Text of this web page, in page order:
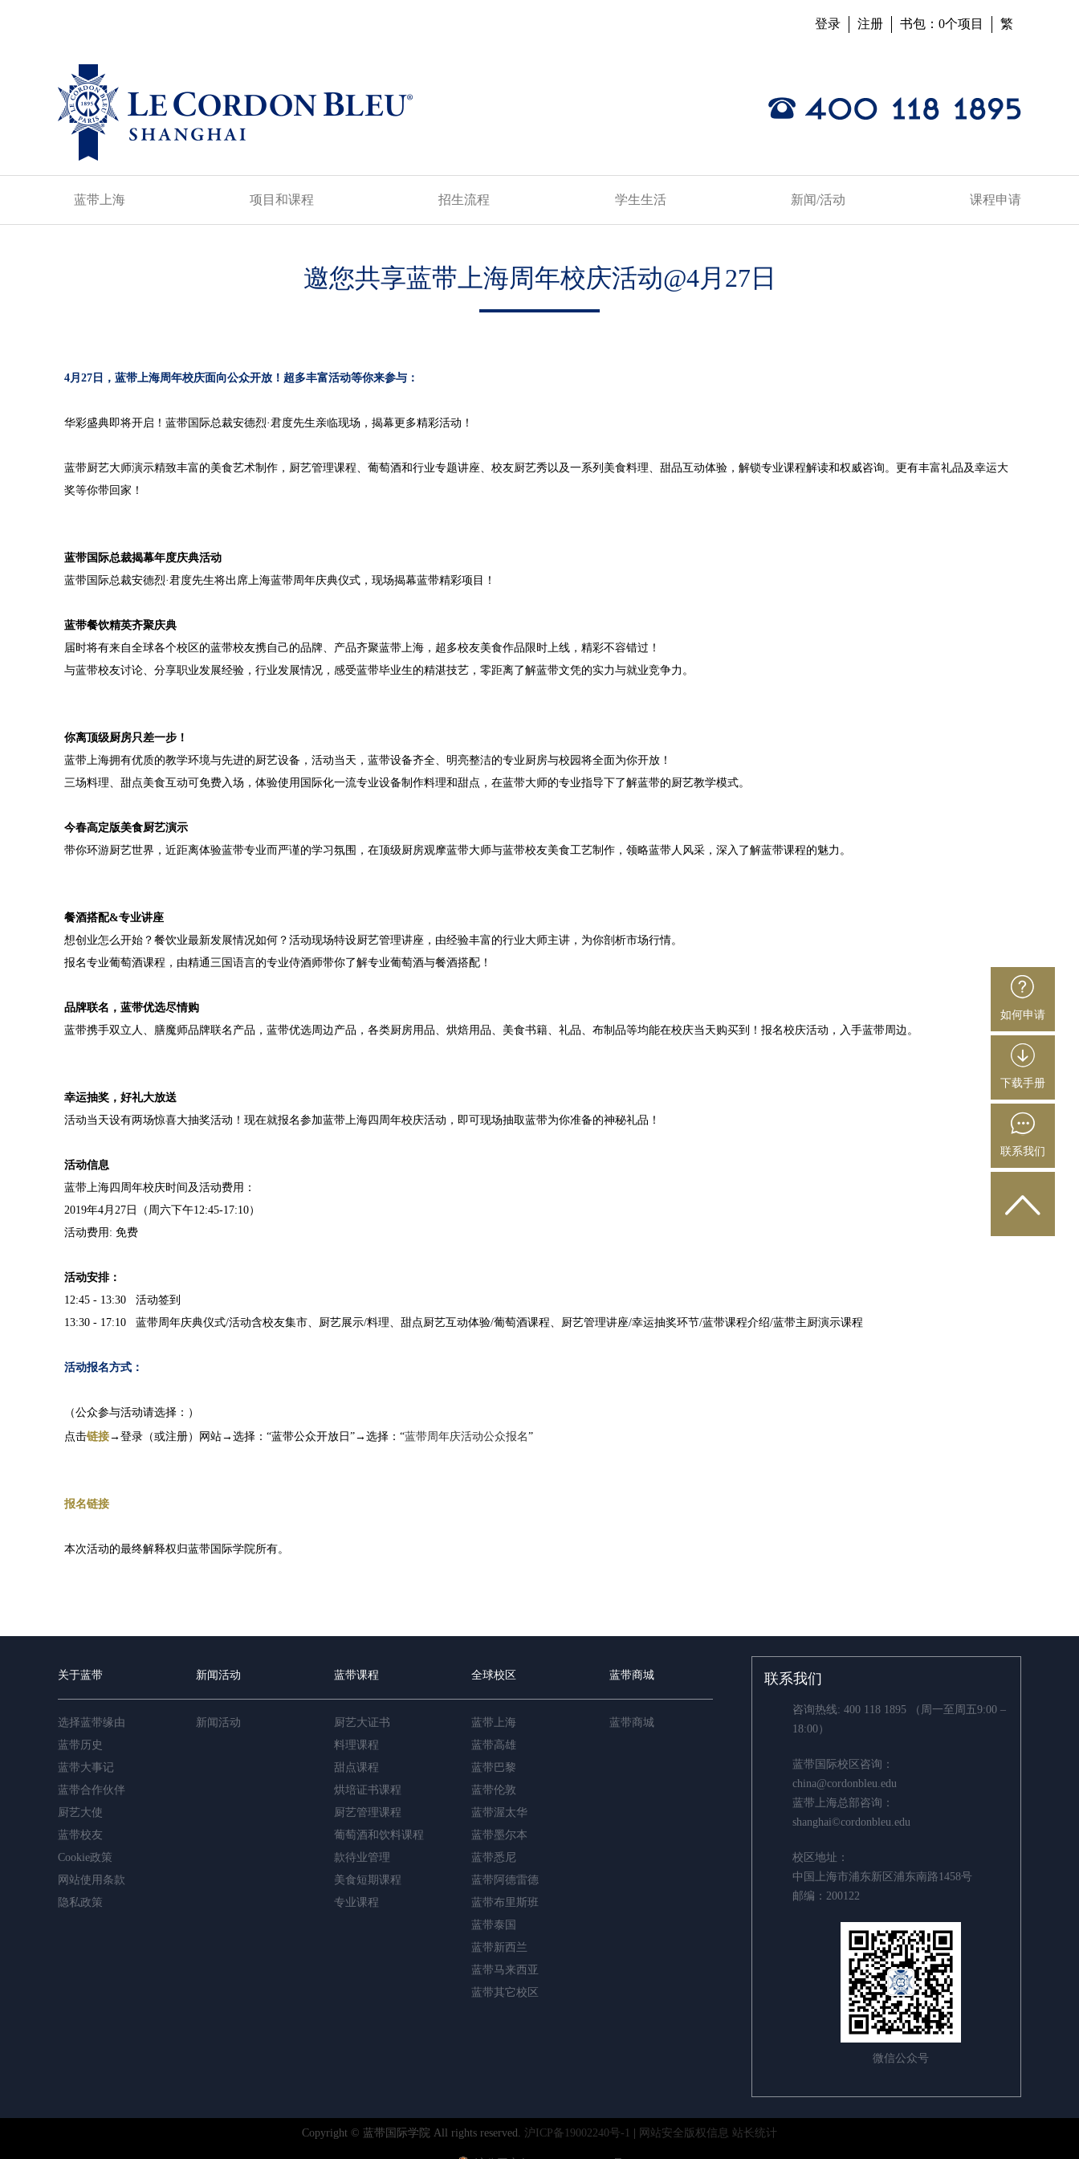
如何申请
下载手册
联系我们
登录 注册 书包：0个项目 繁
蓝带上海 项目和课程 招生流程 学生生活 新闻/活动 课程申请
邀您共享蓝带上海周年校庆活动@4月27日
4月27日，蓝带上海周年校庆面向公众开放！ 超多丰富活动等你来参与：
华彩盛典即将开启！蓝带国际总裁安德烈·君度先生亲临现场，揭幕更多精彩活动！
蓝带厨艺大师演示精致丰富的美食艺术制作，厨艺管理课程、葡萄酒和行业专题讲座、校友厨艺秀以及一系列美食料理、甜品互动体验，解锁专业课程解读和权威咨询。更有丰富礼品及幸运大
奖等你带回家！
蓝带国际总裁揭幕年度庆典活动
蓝带国际总裁安德烈·君度先生将出席上海蓝带周年庆典仪式，现场揭幕蓝带精彩项目！
蓝带餐饮精英齐聚庆典
届时将有来自全球各个校区的蓝带校友携自己的品牌、产品齐聚蓝带上海，超多校友美食作品限时上线，精彩不容错过！
与蓝带校友讨论、分享职业发展经验，行业发展情况，感受蓝带毕业生的精湛技艺，零距离了解蓝带文凭的实力与就业竞争力。
你离顶级厨房只差一步！
蓝带上海拥有优质的教学环境与先进的厨艺设备，活动当天，蓝带设备齐全、明亮整洁的专业厨房与校园将全面为你开放！
三场料理、甜点美食互动可免费入场，体验使用国际化一流专业设备制作料理和甜点，在蓝带大师的专业指导下了解蓝带的厨艺教学模式。
今春高定版美食厨艺演示
带你环游厨艺世界，近距离体验蓝带专业而严谨的学习氛围，在顶级厨房观摩蓝带大师与蓝带校友美食工艺制作，领略蓝带人风采，深入了解蓝带课程的魅力。
餐酒搭配&专业讲座
想创业怎么开始？餐饮业最新发展情况如何？活动现场特设厨艺管理讲座，由经验丰富的行业大师主讲，为你剖析市场行情。
报名专业葡萄酒课程，由精通三国语言的专业侍酒师带你了解专业葡萄酒与餐酒搭配！
品牌联名，蓝带优选尽情购
蓝带携手双立人、膳魔师品牌联名产品，蓝带优选周边产品，各类厨房用品、烘焙用品、美食书籍、礼品、布制品等均能在校庆当天购买到！报名校庆活动，入手蓝带周边。
幸运抽奖，好礼大放送
活动当天设有两场惊喜大抽奖活动！现在就报名参加蓝带上海四周年校庆活动，即可现场抽取蓝带为你准备的神秘礼品！
活动信息
蓝带上海四周年校庆时间及活动费用：
2019年4月27日（周六下午12:45-17:10）
活动费用: 免费
活动安排：
12:45 - 13:30 活动签到
13:30 - 17:10 蓝带周年庆典仪式/活动含校友集市、厨艺展示/料理、甜点厨艺互动体验/葡萄酒课程、厨艺管理讲座/幸运抽奖环节/蓝带课程介绍/蓝带主厨演示课程
活动报名方式：
（公众参与活动请选择：）
点击链接→登录（或注册）网站→选择：“蓝带公众开放日”→选择：“蓝带周年庆活动公众报名”
报名链接
本次活动的最终解释权归蓝带国际学院所有。
关于蓝带
选择蓝带缘由
蓝带历史
蓝带大事记
蓝带合作伙伴
厨艺大使
蓝带校友
Cookie政策
网站使用条款
隐私政策
新闻活动
新闻活动
蓝带课程
厨艺大证书
料理课程
甜点课程
烘培证书课程
厨艺管理课程
葡萄酒和饮料课程
款待业管理
美食短期课程
专业课程
全球校区
蓝带上海
蓝带高雄
蓝带巴黎
蓝带伦敦
蓝带渥太华
蓝带墨尔本
蓝带悉尼
蓝带阿德雷德
蓝带布里斯班
蓝带泰国
蓝带新西兰
蓝带马来西亚
蓝带其它校区
蓝带商城
蓝带商城
联系我们
咨询热线: 400 118 1895 （周一至周五9:00 –
18:00）
蓝带国际校区咨询：
china@cordonbleu.edu
蓝带上海总部咨询：
shanghai©cordonbleu.edu
校区地址：
中国上海市浦东新区浦东南路1458号
邮编：200122
微信公众号
Copyright © 蓝带国际学院 All rights reserved. 沪ICP备19002240号-1 网站安全版权信息 站长统计